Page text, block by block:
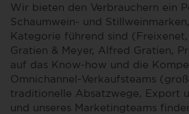
Wir bieten den Verbrauchern ein
Schaumwein- und
Kategorie führend sind
Gratien & Meyer, Alfred Gratien,
auf das Know-how und die
Omnichannel-Verkaufsteams
traditionelle Absatzwege, Export
und unseres Marketingteams